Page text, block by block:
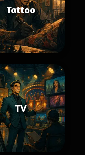
Tattoo
TV